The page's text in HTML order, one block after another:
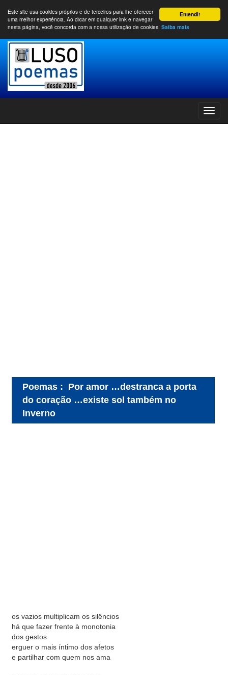
Entendi!
Este site usa cookies próprios e de terceiros para lhe oferecer
uma melhor experiência. Ao clicar em qualquer link e navegar
nesta página, você concorda com a nossa utilização de cookies. Saiba mais
Poemas : Por amor …destranca a porta
do coração …existe sol também no
Inverno
os vazios multiplicam os silêncios
há que fazer frente à monotonia
dos gestos
erguer o mais íntimo dos afetos
e partilhar com quem nos ama